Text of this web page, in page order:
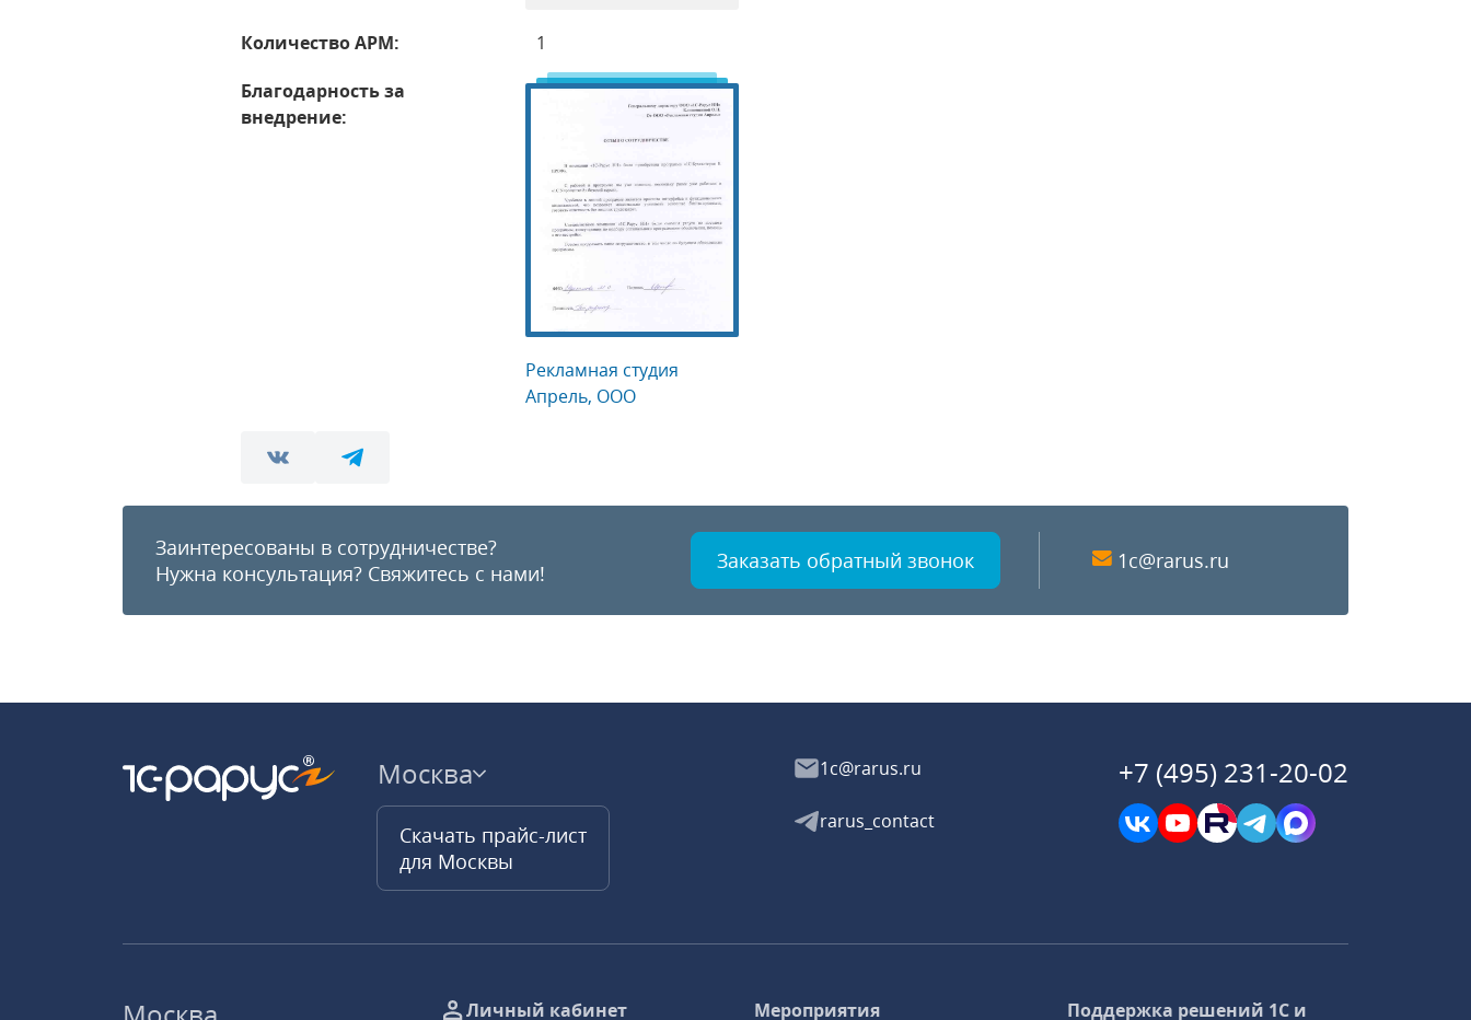
Количество АРМ:
1
Благодарность за
внедрение:
Рекламная студия
Апрель, ООО
Заинтересованы в сотрудничестве?
Нужна консультация? Свяжитесь с нами! Заказать обратный звонок 1c@rarus.ru
Москва
Скачать прайс-лист
для Москвы
1c@rarus.ru
rarus_contact
+7 (495) 231-20-02
Личный кабинет
Мероприятия
Поддержка решений 1С и